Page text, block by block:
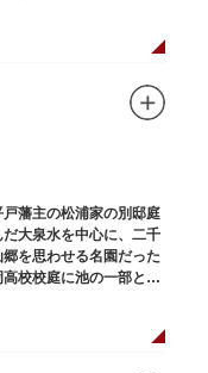
藩主の松浦家の別邸庭
大泉水を中心に、二千
を思わせる名園だった
校校庭に池の一部と都